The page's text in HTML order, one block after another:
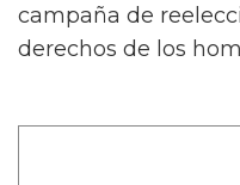
campaña de
derechos de los